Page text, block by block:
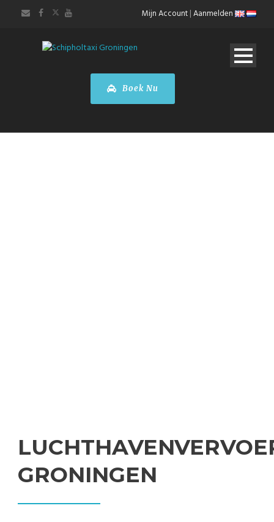
Mijn Account|Aanmelden
Boek Nu
GRONINGEN